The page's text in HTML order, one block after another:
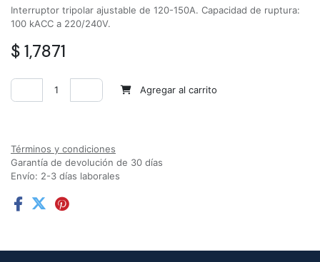
Interruptor tripolar ajustable de 120-150A. Capacidad de ruptura:
100 kACC a 220/240V.
$ 1,7871
Agregar al carrito
Términos y condiciones
Garantía de devolución de 30 días
Envío: 2-3 días laborales